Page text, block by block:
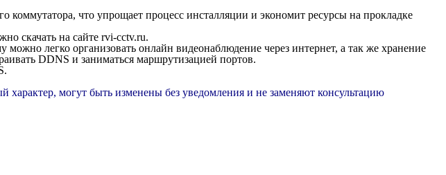
коммутатора, что упрощает процесс инсталляции и экономит ресурсы на прокладке
скачать на сайте rvi-cctv.ru.
легко организовать онлайн видеонаблюдение через интернет, а так же хранение
DDNS и заниматься маршрутизацией портов.
характер, могут быть изменены без уведомления и не заменяют консультацию